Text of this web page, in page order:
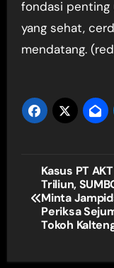
fondasi penting
yang sehat,
mendatang.
Navigasi
pos
Kasus PT
Triliun,
Minta
Periksa
Tokoh